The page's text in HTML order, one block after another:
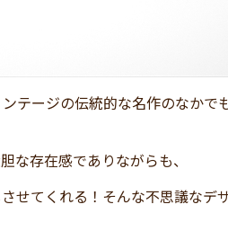
テージの伝統的な名作のなか
な存在感でありながらも、
せてくれる！そんな不思議なデザ